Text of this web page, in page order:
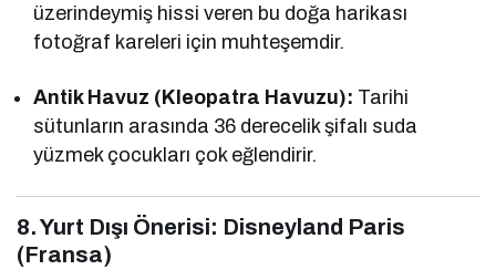
üzerindeymiş hissi veren bu doğa harikası
fotoğraf kareleri için muhteşemdir.
Antik Havuz (Kleopatra Havuzu): Tarihi
sütunların arasında 36 derecelik şifalı suda
yüzmek çocukları çok eğlendirir.
8. Yurt Dışı Önerisi: Disneyland Paris
(Fransa)